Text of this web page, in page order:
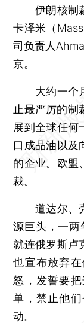
伊朗核制裁
卡泽米（
司负责人
京。
大约一个月
止最严厉的制
展到全球任何
口成品油以及
的企业。欧盟
裁。
道达尔、壳
源巨头，一两
就连俄罗斯卢
也宣布放弃
怒，发誓要
单，禁止他
动。